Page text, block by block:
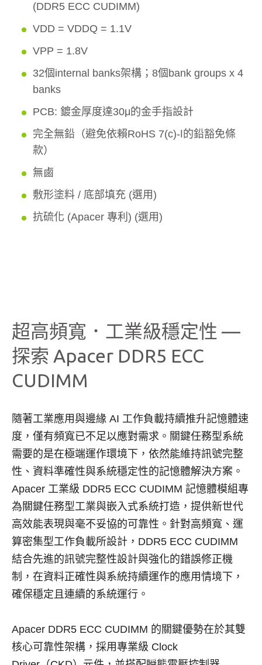
(DDR5 ECC CUDIMM)
VDD = VDDQ = 1.1V
VPP = 1.8V
32個internal banks架構；8個bank groups x 4
banks
PCB: 鍍金厚度達30μ的金手指設計
完全無鉛（避免依賴RoHS 7(c)-Ⅰ的鉛豁免條
款）
無鹵
敷形塗料 / 底部填充 (選用)
抗硫化 (Apacer 專利) (選用)
超高頻寬．工業級穩定性 —
探索 Apacer DDR5 ECC
CUDIMM
隨著工業應用與邊緣 AI 工作負載持續推升記憶體速
度，僅有頻寬已不足以應對需求。關鍵任務型系統
需要的是在極端運作環境下，依然能維持訊號完整
性、資料準確性與系統穩定性的記憶體解決方案。
Apacer 工業級 DDR5 ECC CUDIMM 記憶體模組專
為關鍵任務型工業與嵌入式系統打造，提供新世代
高效能表現與毫不妥協的可靠性。針對高頻寬、運
算密集型工作負載所設計，DDR5 ECC CUDIMM
結合先進的訊號完整性設計與強化的錯誤修正機
制，在資料正確性與系統持續運作的應用情境下，
確保穩定且連續的系統運行。
Apacer DDR5 ECC CUDIMM 的關鍵優勢在於其雙
核心可靠性架構，採用專業級 Clock